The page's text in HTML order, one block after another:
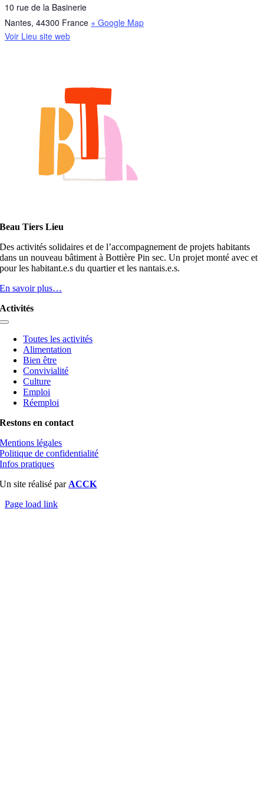
10 rue de la Basinerie
Nantes, 44300 France + Google Map
Voir Lieu site web
Beau Tiers Lieu
Des activités solidaires et de l’accompagnement de projets habitants
dans un nouveau bâtiment à Bottière Pin sec. Un projet monté avec et
pour les habitant.e.s du quartier et les nantais.e.s.
En savoir plus…
Activités
Toggle
NavigationToutes les activités
Alimentation
Bien être
Convivialité
Culture
Emploi
Réemploi
Restons en contact
Mentions légales
Politique de confidentialité
Infos pratiques
Un site réalisé par ACCK
Page load link